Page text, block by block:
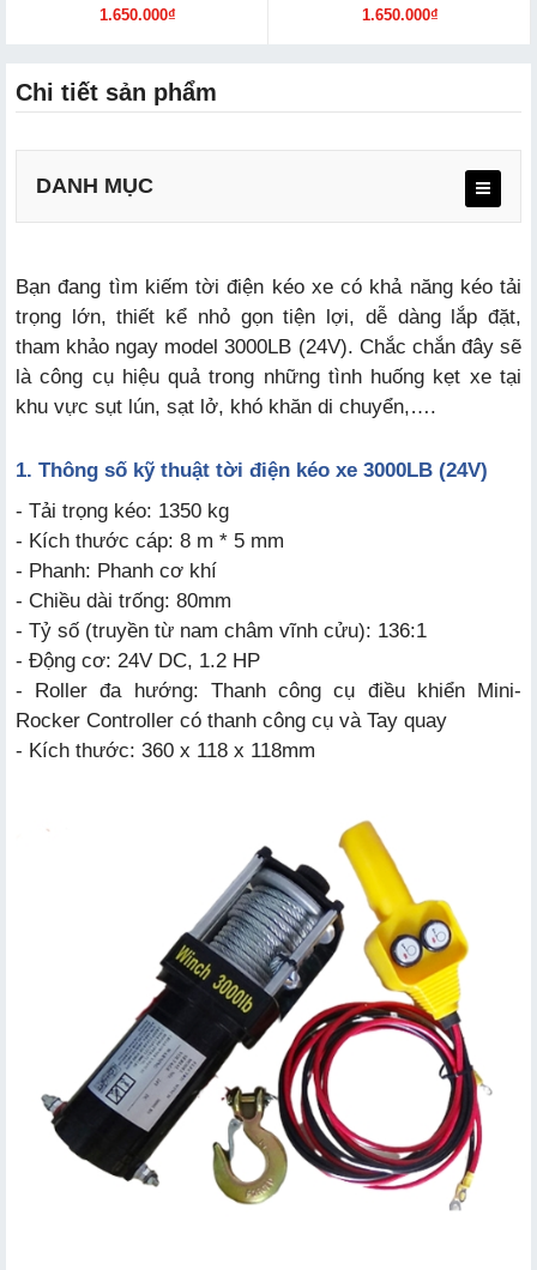
1.650.000₫
1.650.000₫
Chi tiết sản phẩm
DANH MỤC
a. Trọng tải kéo lên đến 1350kg
b. Thiết kế chắc chắn, nhỏ gọn, hiện đại
c. Tiết kiệm thời gian và công sức hiệu quả
Bạn đang tìm kiếm tời điện kéo xe có khả năng kéo tải
trọng lớn, thiết kể nhỏ gọn tiện lợi, dễ dàng lắp đặt,
tham khảo ngay model 3000LB (24V). Chắc chắn đây sẽ
là công cụ hiệu quả trong những tình huống kẹt xe tại
khu vực sụt lún, sạt lở, khó khăn di chuyển,….
1. Thông số kỹ thuật tời điện kéo xe 3000LB (24V)
- Tải trọng kéo: 1350 kg
- Kích thước cáp: 8 m * 5 mm
- Phanh: Phanh cơ khí
- Chiều dài trống: 80mm
- Tỷ số (truyền từ nam châm vĩnh cửu): 136:1
- Động cơ: 24V DC, 1.2 HP
- Roller đa hướng: Thanh công cụ điều khiển Mini-
Rocker Controller có thanh công cụ và Tay quay
- Kích thước: 360 x 118 x 118mm